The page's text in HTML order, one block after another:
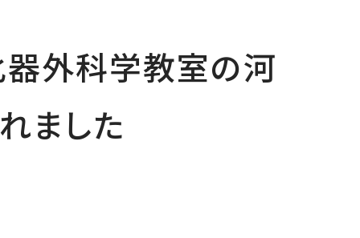
器外科学教室の河
ました